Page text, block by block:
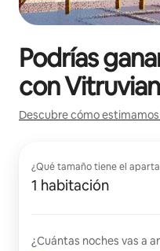
Podrías
con
Descubre cómo
¿Qué tamaño tiene el
1 habitación
¿Cuántas noches vas a